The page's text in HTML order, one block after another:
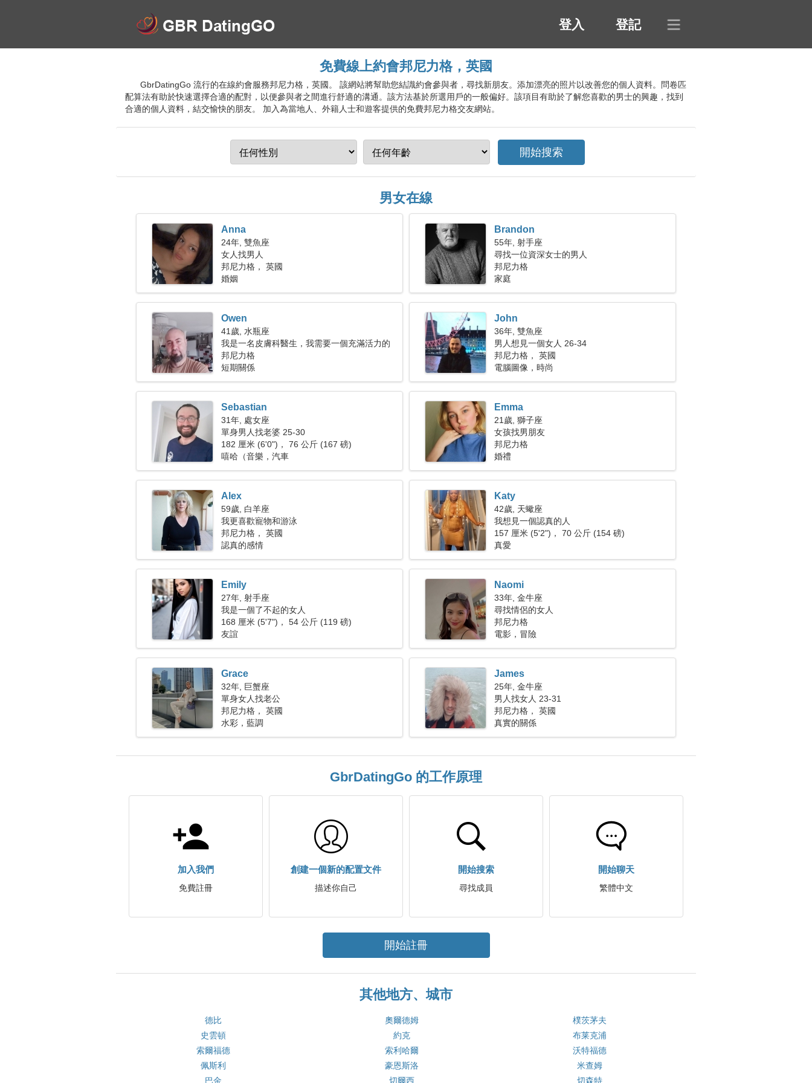
登入 登記
免費線上約會邦尼力格，英國
GbrDatingGo 流行的在線約會服務邦尼力格，英國。 該網站將幫助您結識約會參與者，尋找新朋友。添加漂亮的照片以改善您的個人資料。問卷匹
配算法有助於快速選擇合適的配對，以便參與者之間進行舒適的溝通。該方法基於所選用戶的一般偏好。該項目有助於了解您喜歡的男士的興趣，找到
合適的個人資料，結交愉快的朋友。 加入為當地人、外籍人士和遊客提供的免費邦尼力格交友網站。
男女在線
Anna
24年, 雙魚座
女人找男人
邦尼力格， 英國
婚姻
Brandon
55年, 射手座
尋找一位資深女士的男人
邦尼力格
家庭
Owen
41歲, 水瓶座
我是一名皮膚科醫生，我需要一個充滿活力的
女人
邦尼力格
短期關係
John
36年, 雙魚座
男人想見一個女人 26-34
邦尼力格， 英國
電腦圖像，時尚
Sebastian
31年, 處女座
單身男人找老婆 25-30
182 厘米 (6'0")， 76 公斤 (167 磅)
嘻哈（音樂，汽車
Emma
21歲, 獅子座
女孩找男朋友
邦尼力格
婚禮
Alex
59歲, 白羊座
我更喜歡寵物和游泳
邦尼力格， 英國
認真的感情
Katy
42歲, 天蠍座
我想見一個認真的人
157 厘米 (5'2")， 70 公斤 (154 磅)
真愛
Emily
27年, 射手座
我是一個了不起的女人
168 厘米 (5'7")， 54 公斤 (119 磅)
友誼
Naomi
33年, 金牛座
尋找情侶的女人
邦尼力格
電影，冒險
Grace
32年, 巨蟹座
單身女人找老公
邦尼力格， 英國
水彩，藍調
James
25年, 金牛座
男人找女人 23-31
邦尼力格， 英國
真實的關係
GbrDatingGo 的工作原理
加入我們
免費註冊
創建一個新的配置文件
描述你自己
開始搜索
尋找成員
開始聊天
繁體中文
開始註冊
其他地方、城市
德比 奧爾德姆
樸茨茅夫
史雲頓
約克
布莱克浦
索爾福德
索利哈爾
沃特福德
佩斯利
豪恩斯洛
米查姆
巴金
切爾西 切森特